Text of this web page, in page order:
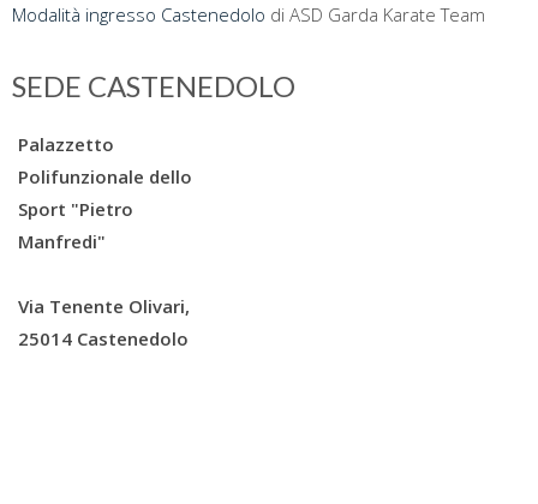
Modalità ingresso Castenedolo di ASD Garda Karate Team
SEDE CASTENEDOLO
Palazzetto
Polifunzionale dello
Sport "Pietro
Manfredi"
Via Tenente Olivari,
25014 Castenedolo